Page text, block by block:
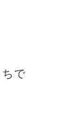
で